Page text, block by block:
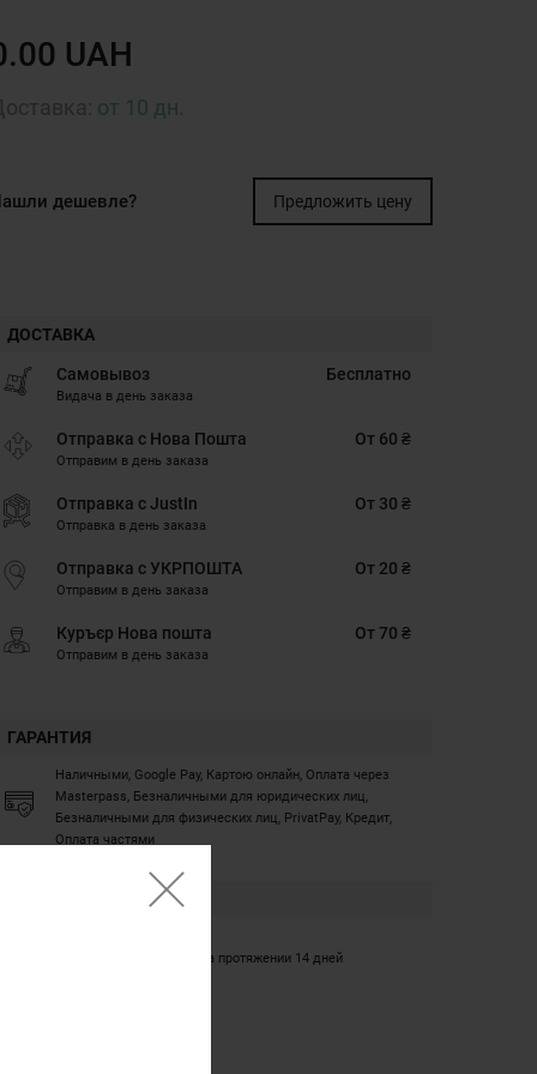
UAH
от 10 дн.
дешевле? Предложить цену
ДОСТАВКА
Самовывоз
Видача в день заказа
Бесплатно
Отправка с Нова Пошта
Отправим в день заказа
От 60 ₴
Отправка с JustIn
Отправка в день заказа
От 30 ₴
Отправка с УКРПОШТА
Отправим в день заказа
От 20 ₴
Куръєр Нова пошта
Отправим в день заказа
От 70 ₴
ГАРАНТИЯ
Наличными, Google Pay, Картою онлайн, Оплата через
Masterpass, Безналичными для юридических лиц,
Безналичными для физических лиц, PrivatPay, Кредит,
Оплата частями
Обмен/возврат товара на протяжении 14 дней